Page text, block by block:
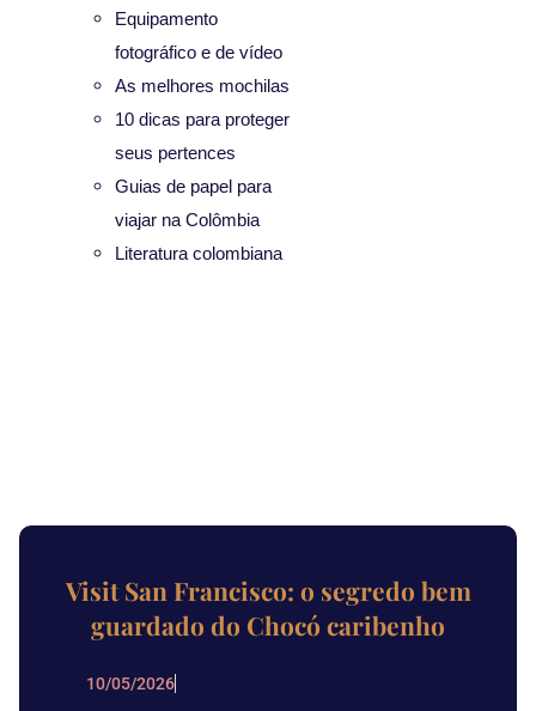
Equipamento
fotográfico e de vídeo
As melhores mochilas
10 dicas para proteger
seus pertences
Guias de papel para
viajar na Colômbia
Literatura colombiana
Visit San Francisco: o segredo bem
guardado do Chocó caribenho
10/05/2026